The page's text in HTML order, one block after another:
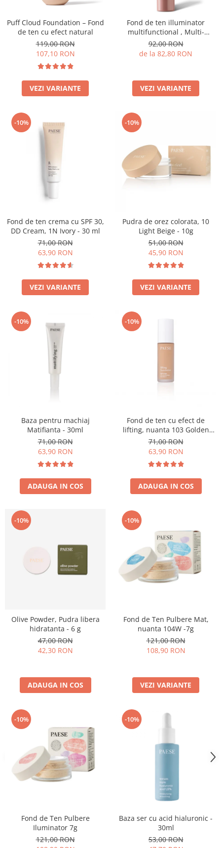
Puff Cloud Foundation – Fond
de ten cu efect natural
119,00 RON
107,10 RON
VEZI VARIANTE
Fond de ten illuminator
multifunctional , Multi-
function Illuminating
Foundation, nuanta 1N LIGHT
BEIGE– 30 ml
92,00 RON
de la 82,80 RON
VEZI VARIANTE
-10%
Fond de ten crema cu SPF 30,
DD Cream, 1N Ivory - 30 ml
71,00 RON
63,90 RON
VEZI VARIANTE
-10%
Pudra de orez colorata, 10
Light Beige - 10g
51,00 RON
45,90 RON
VEZI VARIANTE
-10%
Baza pentru machiaj
Matifianta - 30ml
71,00 RON
63,90 RON
ADAUGA IN COS
-10%
Fond de ten cu efect de
lifting, nuanta 103 Golden
Beige - 30ml
71,00 RON
63,90 RON
ADAUGA IN COS
-10%
Olive Powder, Pudra libera
hidratanta - 6 g
47,00 RON
42,30 RON
ADAUGA IN COS
-10%
Fond de Ten Pulbere Mat,
nuanta 104W -7g
121,00 RON
108,90 RON
VEZI VARIANTE
-10%
Fond de Ten Pulbere
Iluminator 7g
121,00 RON
-10%
Baza ser cu acid hialuronic -
30ml
53,00 RON